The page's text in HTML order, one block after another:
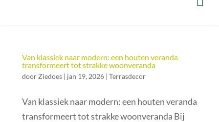
Van klassiek naar modern: een houten veranda
transformeert tot strakke woonveranda
door Ziedoes| jan 19, 2026| Terrasdecor
Van klassiek naar modern: een houten veranda
transformeert tot strakke woonveranda Bij